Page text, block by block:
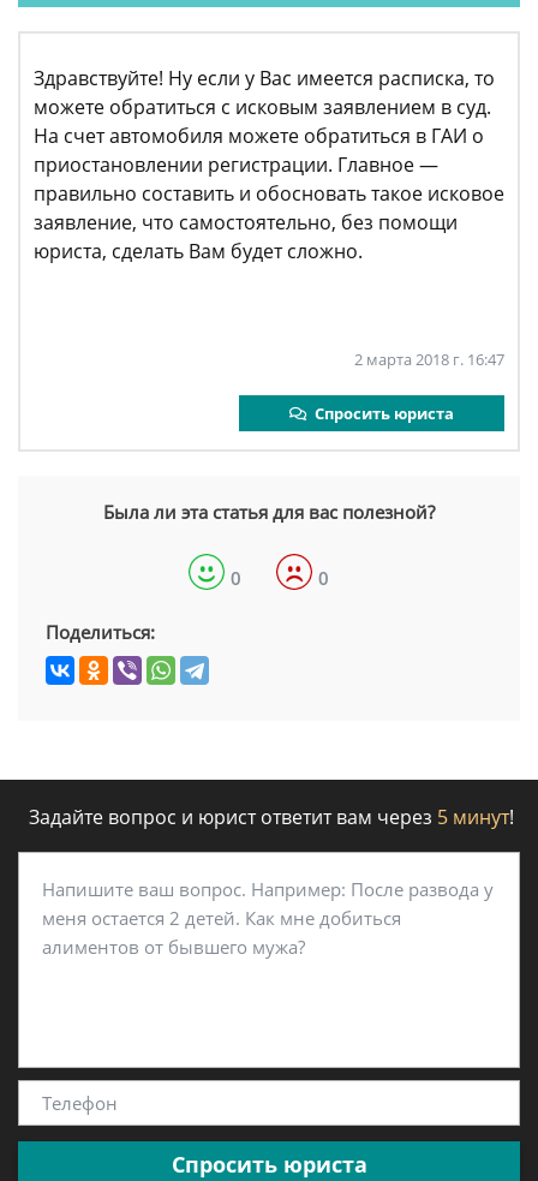
Здравствуйте! Ну если у Вас имеется расписка, то
можете обратиться с исковым заявлением в суд.
На счет автомобиля можете обратиться в ГАИ о
приостановлении регистрации. Главное —
правильно составить и обосновать такое исковое
заявление, что самостоятельно, без помощи
юриста, сделать Вам будет сложно.
2 марта 2018 г. 16:47
Спросить юриста
Была ли эта статья для вас полезной?
0 0
Поделиться:
Задайте вопрос и юрист ответит вам через 5 минут!
Спросить юриста